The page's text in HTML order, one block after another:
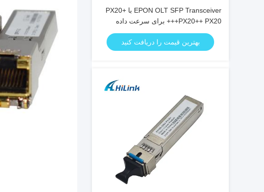
EPON OLT SFP Transceiver با PX20+
PX20++ PX20+++ برای سرعت داده
1.25Gbps و انتقال 20KM
بهترین قیمت را دریافت کنید